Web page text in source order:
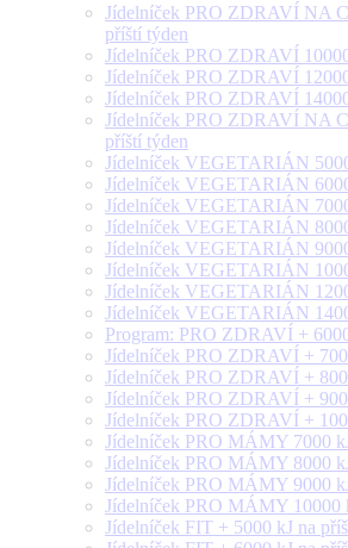
Jídelníček PRO ZDRAVÍ NA
příští týden
Jídelníček PRO ZDRAVÍ
Jídelníček PRO ZDRAVÍ
Jídelníček PRO ZDRAVÍ
Jídelníček PRO ZDRAVÍ NA
příští týden
Jídelníček VEGETARIÁN
Jídelníček VEGETARIÁN
Jídelníček VEGETARIÁN
Jídelníček VEGETARIÁN
Jídelníček VEGETARIÁN
Jídelníček VEGETARIÁN
Jídelníček VEGETARIÁN
Jídelníček VEGETARIÁN
Program: PRO ZDRAVÍ +
Jídelníček PRO ZDRAVÍ +
Jídelníček PRO ZDRAVÍ +
Jídelníček PRO ZDRAVÍ +
Jídelníček PRO ZDRAVÍ +
Jídelníček PRO MÁMY 7000
Jídelníček PRO MÁMY 8000
Jídelníček PRO MÁMY 9000
Jídelníček PRO MÁMY 10000
Jídelníček FIT + 5000 kJ na